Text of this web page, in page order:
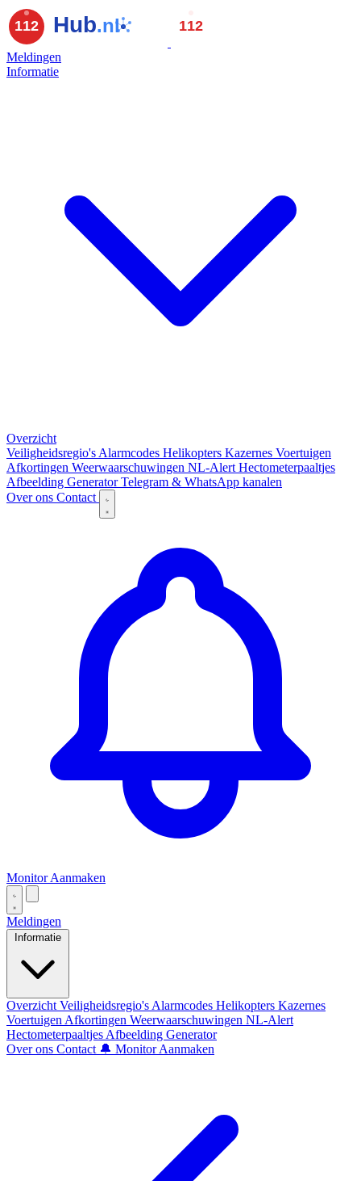
Meldingen
Informatie
Overzicht
Veiligheidsregio's Alarmcodes Helikopters Kazernes Voertuigen
Afkortingen Weerwaarschuwingen NL-Alert Hectometerpaaltjes
Afbeelding GeneratorTelegram & WhatsApp kanalen
Over ons Contact
Monitor Aanmaken
Meldingen
Informatie
Overzicht Veiligheidsregio's Alarmcodes Helikopters Kazernes
Voertuigen Afkortingen Weerwaarschuwingen NL-Alert
Hectometerpaaltjes Afbeelding Generator
Over ons Contact 🔔 Monitor Aanmaken